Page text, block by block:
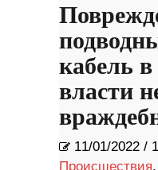
кабель
власти
11/01/2022 /
Происшествия,